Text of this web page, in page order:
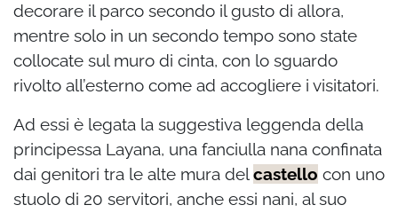
decorare il parco secondo il gusto di allora,
mentre solo in un secondo tempo sono state
collocate sul muro di cinta, con lo sguardo
rivolto all’esterno come ad accogliere i visitatori.
Ad essi è legata la suggestiva leggenda della
principessa Layana, una fanciulla nana confinata
dai genitori tra le alte mura delcastello con uno
stuolo di 20 servitori, anche essi nani, al suo